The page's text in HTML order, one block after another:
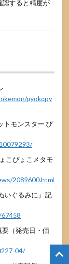
認すると精度が
pyokopy
トモンスター ぴ
こぴょこメタモ
2089600.html
いぐるみに』記
（発売日・価
04/